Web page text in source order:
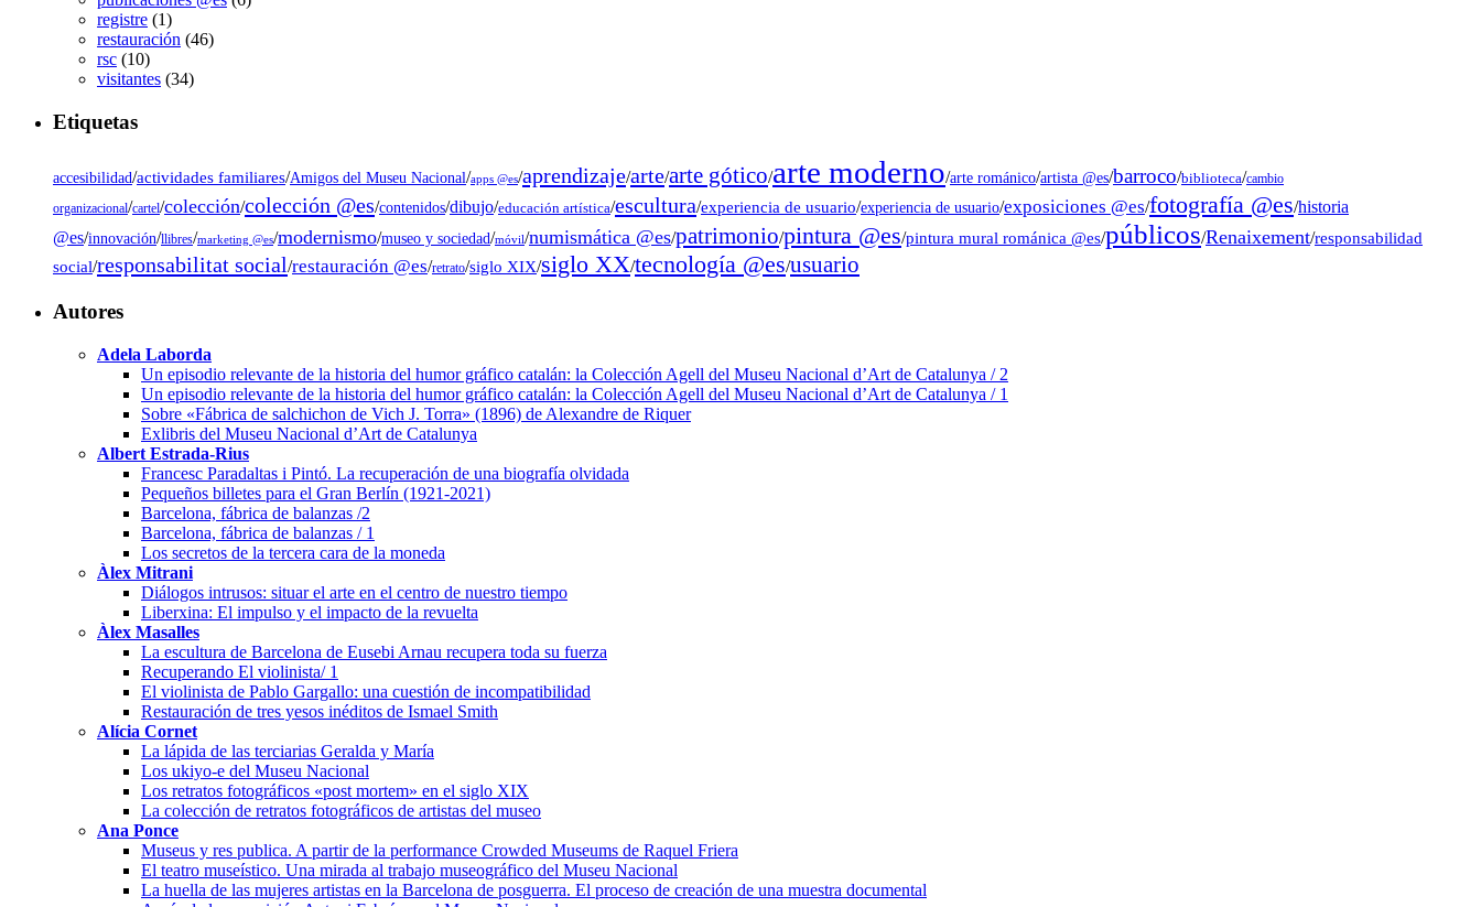
registre (1)
restauración (46)
rsc (10)
visitantes (34)
Etiquetas
accesibilidad/actividades familiares/Amigos del Museu Nacional/apps @es/aprendizaje/arte/arte gótico/arte moderno/arte románico/artista @es/barroco/biblioteca/cambio
organizacional/cartel/colección/colección @es/contenidos/dibujo/educación artística/escultura/experiencia de usuario/experiencia de usuario/exposiciones @es/fotografía @es/historia
@es/innovación/llibres/marketing @es/modernismo/museo y sociedad/móvil/numismática @es/patrimonio/pintura @es/pintura mural románica @es/públicos/Renaixement/responsabilidad
social/responsabilitat social/restauración @es/retrato/siglo XIX/siglo XX/tecnología @es/usuario
Autores
Adela Laborda
Un episodio relevante de la historia del humor gráfico catalán: la Colección Agell del Museu Nacional d’Art de Catalunya / 2
Un episodio relevante de la historia del humor gráfico catalán: la Colección Agell del Museu Nacional d’Art de Catalunya / 1
Sobre «Fábrica de salchichon de Vich J. Torra» (1896) de Alexandre de Riquer
Exlibris del Museu Nacional d’Art de Catalunya
Albert Estrada-Rius
Francesc Paradaltas i Pintó. La recuperación de una biografía olvidada
Pequeños billetes para el Gran Berlín (1921-2021)
Barcelona, fábrica de balanzas /2
Barcelona, fábrica de balanzas / 1
Los secretos de la tercera cara de la moneda
Àlex Mitrani
Diálogos intrusos: situar el arte en el centro de nuestro tiempo
Liberxina: El impulso y el impacto de la revuelta
Àlex Masalles
La escultura de Barcelona de Eusebi Arnau recupera toda su fuerza
Recuperando El violinista/ 1
El violinista de Pablo Gargallo: una cuestión de incompatibilidad
Restauración de tres yesos inéditos de Ismael Smith
Alícia Cornet
La lápida de las terciarias Geralda y María
Los ukiyo-e del Museu Nacional
Los retratos fotográficos «post mortem» en el siglo XIX
La colección de retratos fotográficos de artistas del museo
Ana Ponce
Museus y res publica. A partir de la performance Crowded Museums de Raquel Friera
El teatro museístico. Una mirada al trabajo museográfico del Museu Nacional
La huella de las mujeres artistas en la Barcelona de posguerra. El proceso de creación de una muestra documental